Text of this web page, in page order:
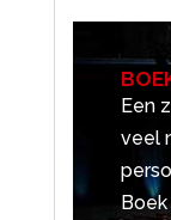
Een
veel